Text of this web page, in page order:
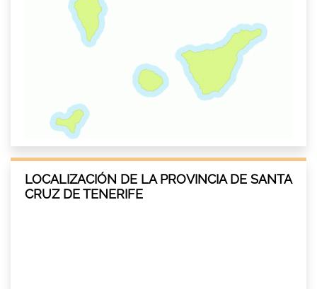
LOCALIZACIÓN DE LA PROVINCIA DE SANTA
CRUZ DE TENERIFE